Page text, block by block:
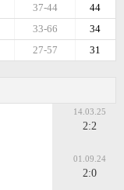
44
37-44
34
33-66
31
27-57
14.03.25
2:2
01.09.24
2:0